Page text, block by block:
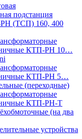
подстанция
(ТСП) 160, 400
КТП-РН 10…
КТП-РН 5…
(переходные)
КТП-РН-Т
(на два
устройства